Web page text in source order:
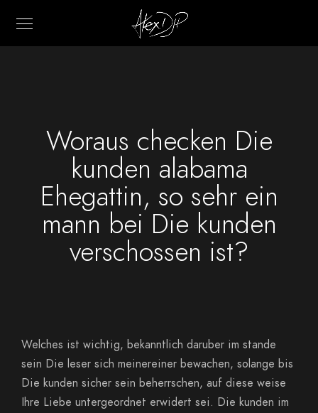
Woraus checken Die
kunden alabama
Ehegattin, so sehr ein
mann bei Die kunden
verschossen ist?
Welches ist wichtig, bekanntlich daruber im stande
sein Die leser sich meinereiner bewachen, solange bis
Die kunden sicher sein beherrschen, auf diese weise
Ihre Liebe untergeordnet erwidert sei. Die kunden im